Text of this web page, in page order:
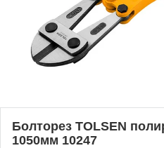
Болторез TOLSEN
1050мм 10247